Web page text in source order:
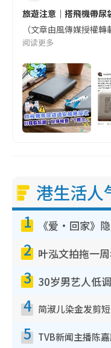
旅遊注意｜搭飛機帶
（文章由風傳媒授權
阅读更多
港生活人
1
2
3
4
5